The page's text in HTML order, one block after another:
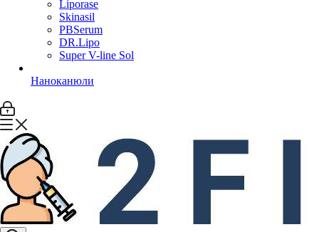
Liporase
Skinasil
PBSerum
DR.Lipo
Super V-line Sol
Наноканюли